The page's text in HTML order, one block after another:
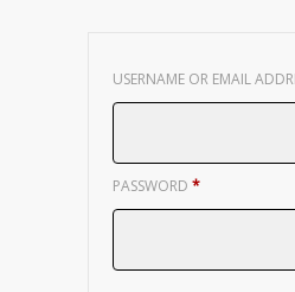
USERNAME OR EMAIL
PASSWORD *REQUIRED